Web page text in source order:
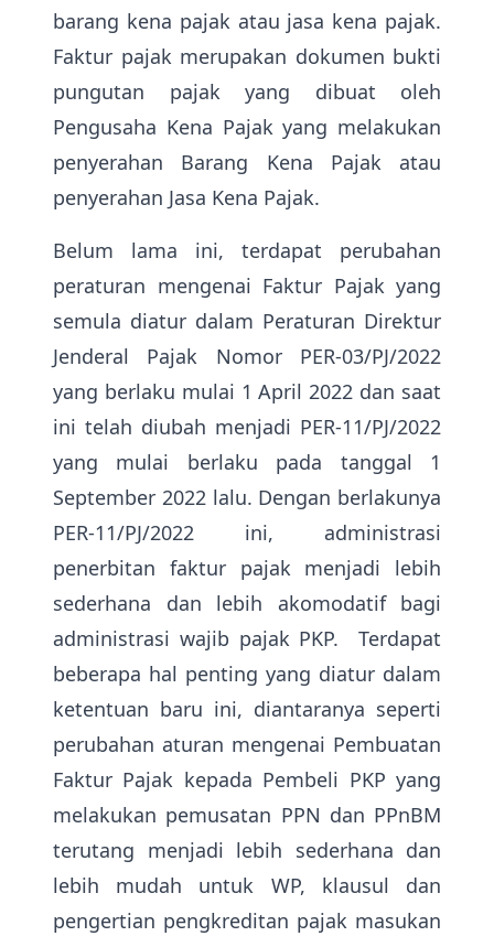
barang kena pajak atau jasa kena pajak.
Faktur pajak merupakan dokumen bukti
pungutan pajak yang dibuat oleh
Pengusaha Kena Pajak yang melakukan
penyerahan Barang Kena Pajak atau
penyerahan Jasa Kena Pajak.
Belum lama ini, terdapat perubahan
peraturan mengenai Faktur Pajak yang
semula diatur dalam Peraturan Direktur
Jenderal Pajak Nomor PER-03/PJ/2022
yang berlaku mulai 1 April 2022 dan saat
ini telah diubah menjadi PER-11/PJ/2022
yang mulai berlaku pada tanggal 1
September 2022 lalu. Dengan berlakunya
PER-11/PJ/2022 ini, administrasi
penerbitan faktur pajak menjadi lebih
sederhana dan lebih akomodatif bagi
administrasi wajib pajak PKP. Terdapat
beberapa hal penting yang diatur dalam
ketentuan baru ini, diantaranya seperti
perubahan aturan mengenai Pembuatan
Faktur Pajak kepada Pembeli PKP yang
melakukan pemusatan PPN dan PPnBM
terutang menjadi lebih sederhana dan
lebih mudah untuk WP, klausul dan
pengertian pengkreditan pajak masukan